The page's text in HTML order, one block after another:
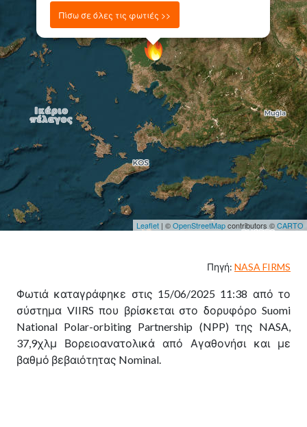
Πίσω σε όλες τις φωτιές >>
Leaflet | ©OpenStreetMapcontributors ©CARTO
Πηγή: NASA FIRMS
Φωτιά καταγράφηκε στις 15/06/2025 11:38 από το
σύστημα VIIRS που βρίσκεται στο δορυφόρο Suomi
National Polar-orbiting Partnership (NPP) της NASA,
37,9χλμ Βορειοανατολικά από Αγαθονήσι και με
βαθμό βεβαιότητας Nominal.